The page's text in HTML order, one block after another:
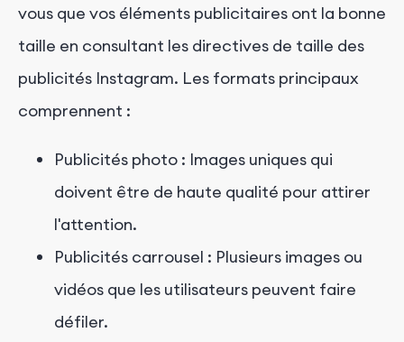
vous que vos éléments publicitaires ont la bonne
taille en consultant les directives de taille des
publicités Instagram. Les formats principaux
comprennent :
Publicités photo : Images uniques qui
doivent être de haute qualité pour attirer
l'attention.
Publicités carrousel : Plusieurs images ou
vidéos que les utilisateurs peuvent faire
défiler.